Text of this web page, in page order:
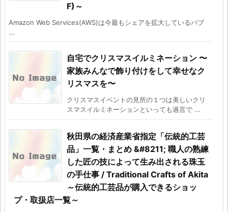
F)～
Amazon Web Services(AWS)は今最もシェアを拡大しているパブ
...
自宅でクリスマスイルミネーション 〜
家族みんなで飾り付けをして幸せなク
リスマスを〜
クリスマスイベントの見所の１つは美しいクリ
スマスイルミネーションといっても過言で ...
秋田県の経済産業省指定「伝統的工芸
品」一覧・まとめ &#8211; 職人の熟練
した匠の技によって生み出される珠玉
の手仕事 / Traditional Crafts of Akita
～伝統的工芸品が購入できるショッ
プ・取扱店一覧～